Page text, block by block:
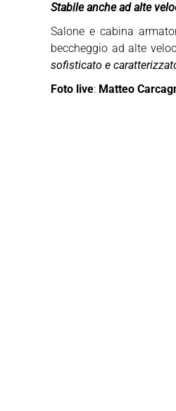
Stabile anche ad alte
Salone e cabina
beccheggio ad alte
sofisticato e
Foto live: Matteo